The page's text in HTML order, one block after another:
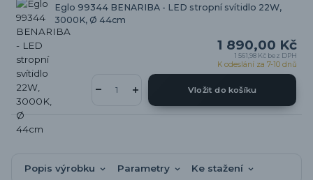
Eglo 99344 BENARIBA - LED stropní svítidlo 22W,
3000K, Ø 44cm
1 890,00 Kč
1 561,98 Kč bez DPH
K odeslání za 7-10 dnů
Vložit do košíku
Popis výrobku Parametry Ke stažení